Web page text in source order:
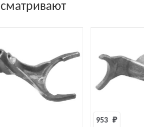
1 604